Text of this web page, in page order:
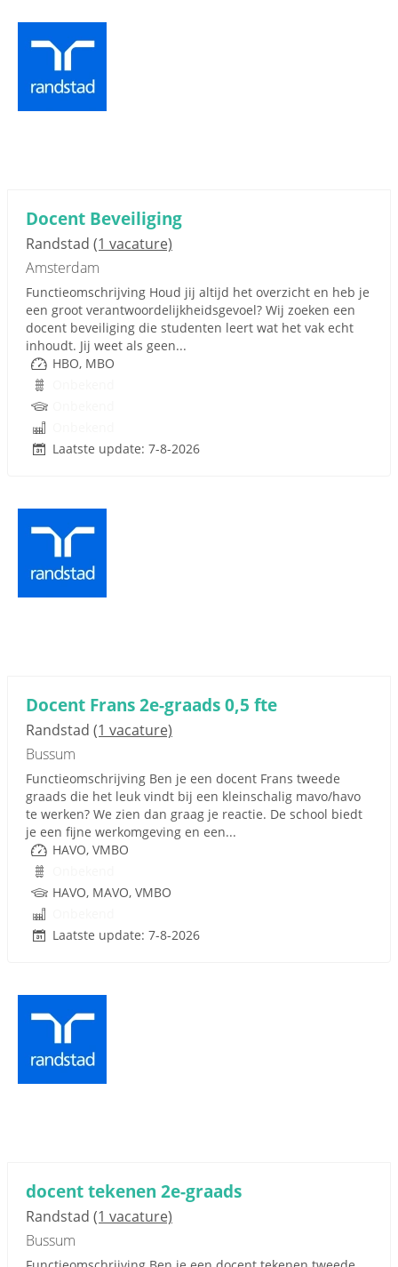
Docent Beveiliging
Randstad (1 vacature)
Amsterdam
Functieomschrijving Houd jij altijd het overzicht en heb je
een groot verantwoordelijkheidsgevoel? Wij zoeken een
docent beveiliging die studenten leert wat het vak echt
inhoudt. Jij weet als geen...
HBO, MBO
Laatste update: 7-8-2026
Docent Frans 2e-graads 0,5 fte
Randstad (1 vacature)
Bussum
Functieomschrijving Ben je een docent Frans tweede
graads die het leuk vindt bij een kleinschalig mavo/havo
te werken? We zien dan graag je reactie. De school biedt
je een fijne werkomgeving en een...
HAVO, VMBO
HAVO, MAVO, VMBO
Laatste update: 7-8-2026
docent tekenen 2e-graads
Randstad (1 vacature)
Bussum